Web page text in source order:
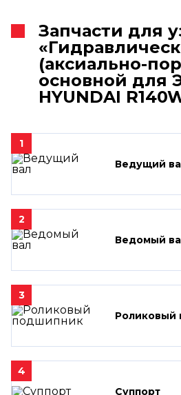
Запчасти для
(аксиально-
основной для
HYUNDAI
1
Ведущий
2
Ведомый
3
Роликовый
4
Суппорт